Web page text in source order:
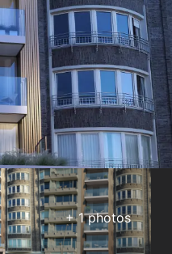
+1photos